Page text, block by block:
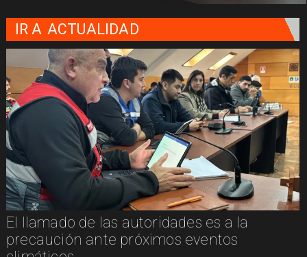
IR A ACTUALIDAD
La cueca brava llega a Villarrica de la mano
de PICKÚA